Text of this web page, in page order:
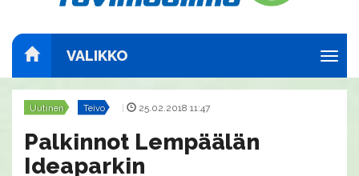
VALIKKO
Uutinen Teivo 25.02.2018 11:47
Palkinnot Lempäälän
Ideaparkin